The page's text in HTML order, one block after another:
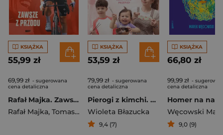
KSIĄŻKA
55,99 zł
69,99 zł - sugerowana
cena detaliczna
Rafał Majka. Zawsze z przodu. Rozmawia Tomasz Kalemba - książka z autografem
Rafał Majka, Tomasz Kalemba
KSIĄŻKA
53,59 zł
79,99 zł - sugerowana
cena detaliczna
Pierogi z kimchi. Moje ulubione azjatyckie przepisy
Wioleta Błazucka
9,4 (7)
KSIĄŻKA
66,80 zł
99,99 zł -
cena detaliczna
Węcowski
9,0 (9)